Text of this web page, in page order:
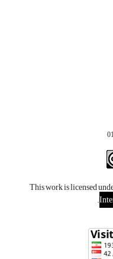
This work is licensed
.